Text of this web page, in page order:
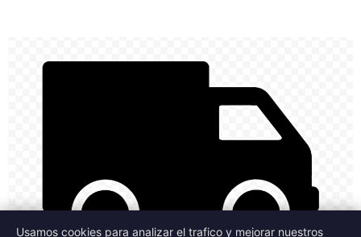
Usamos cookies para analizar el trafico y mejorar nuestros